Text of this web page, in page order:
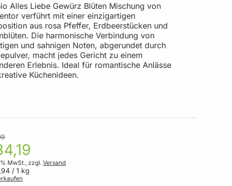
Alles Liebe Gewürz Blüten Mischung von
verführt mit einer einzigartigen
aus rosa Pfeffer, Erdbeerstücken und
Die harmonische Verbindung von
und sahnigen Noten, abgerundet durch
macht jedes Gericht zu einem
Erlebnis. Ideal für romantische Anlässe
Küchenideen.
MwSt., zzgl. Versand
/ 1 kg